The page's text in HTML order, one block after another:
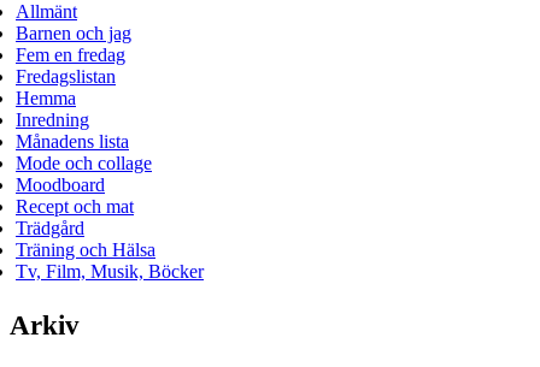
Allmänt
Barnen och jag
Fem en fredag
Fredagslistan
Hemma
Inredning
Månadens lista
Mode och collage
Moodboard
Recept och mat
Trädgård
Träning och Hälsa
Tv, Film, Musik, Böcker
Arkiv